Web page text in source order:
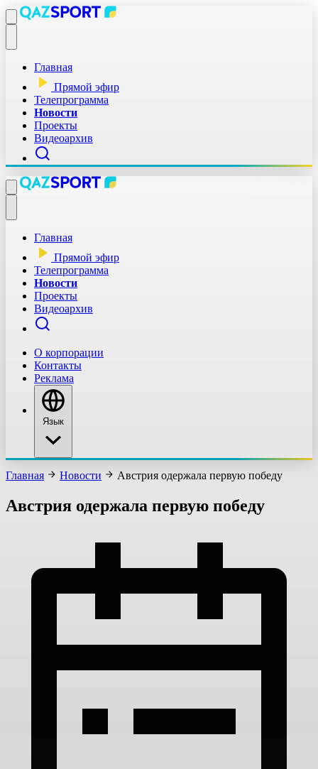
Главная
Прямой эфир
Телепрограмма
Новости
Проекты
Видеоархив
Главная
Прямой эфир
Телепрограмма
Новости
Проекты
Видеоархив
О корпорации
Контакты
Реклама
Язык
Главная Новости Австрия одержала первую победу
Австрия одержала первую победу